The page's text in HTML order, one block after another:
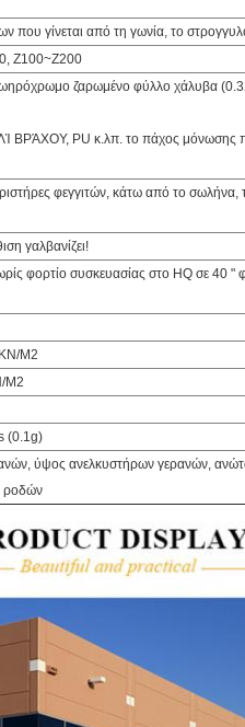
που γίνεται από τη γωνία, το
Z100~Z200
ζωηρόχρωμο ζαρωμένο φύλλο χάλυβα
ΒΡΆΧΟΥ, PU κ.λπ. το πάχος μόνωσης
φεγγιτών, κάτω από το σωλήνα,
γαλβανίζει!
φορτίο συσκευασίας στο HQ σε 40 "
M2
M2
(0.1g)
ύψος ανελκυστήρων γερανών,
ροδών